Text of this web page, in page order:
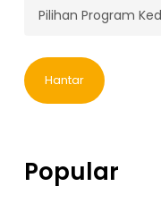
Program
Popular